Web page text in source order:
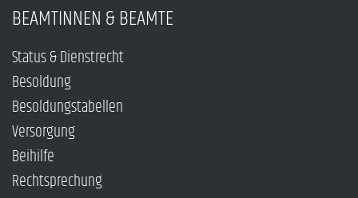
BEAMTINNEN & BEAMTE
Status & Dienstrecht
Besoldung
Besoldungstabellen
Versorgung
Beihilfe
Rechtsprechung